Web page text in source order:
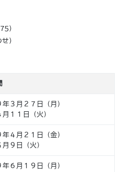
）
）
３月２７日（月）
１日（火）
４月２１日（金）
日（火）
６月１９日（月）